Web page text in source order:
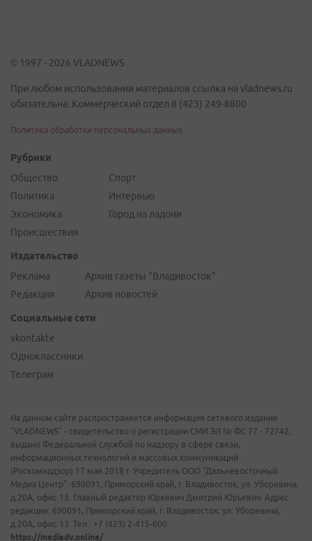
© 1997 - 2026 VLADNEWS
При любом использовании материалов ссылка на vladnews.ru
обязательна. Коммерческий отдел 8 (423) 249-8800
Политика обработки персональных данных
Рубрики
Общество
Политика
Экономика
Происшествия
Спорт
Интервью
Город на ладони
Издательство
Реклама
Редакция
Архив газеты "Владивосток"
Архив новостей
Социальные сети
vkontakte
Одноклассники
Телеграм
На данном сайте распространяется информация сетевого издания
"VLADNEWS" - свидетельство о регистрации СМИ ЭЛ № ФС 77 - 72742,
выдано Федеральной службой по надзору в сфере связи,
информационных технологий и массовых коммуникаций
(Роскомнадзор) 17 мая 2018 г. Учредитель ООО "Дальневосточный
Медиа Центр". 690091, Приморский край, г. Владивосток, ул. Уборевича,
д.20А, офис 13. Главный редактор Юркевич Дмитрий Юрьевич. Адрес
редакции: 690091, Приморский край, г. Владивосток, ул. Уборевича,
д.20А, офис 13. Тел.: +7 (423) 2-415-600.
https://mediadv.online/